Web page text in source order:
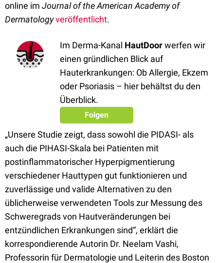
online im Journal of the American Academy of
Dermatologyveröffentlicht.
Im Derma-Kanal HautDoorwerfen wir
einen gründlichen Blick auf
Hauterkrankungen: Ob Allergie, Ekzem
oder Psoriasis – hier behältst du den
Überblick.
Folgen
„Unsere Studie zeigt, dass sowohl die PIDASI- als
auch die PIHASI-Skala bei Patienten mit
postinflammatorischer Hyperpigmentierung
verschiedener Hauttypen gut funktionieren und
zuverlässige und valide Alternativen zu den
üblicherweise verwendeten Tools zur Messung des
Schweregrads von Hautveränderungen bei
entzündlichen Erkrankungen sind“, erklärt die
korrespondierende Autorin Dr. Neelam Vashi,
Professorin für Dermatologie und Leiterin des Boston